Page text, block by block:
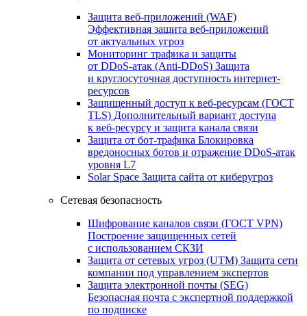
Защита веб-приложений (WAF)
Эффективная защита веб-приложений
от актуальных угроз
Мониторинг трафика и защиты
от DDoS‑атак (Anti‑DDoS) Защита
и круглосуточная доступность интернет-
ресурсов
Защищенный доступ к веб-ресурсам (ГОСТ
TLS) Дополнительный вариант доступа
к веб‑ресурсу и защита канала связи
Защита от бот‑трафика Блокировка
вредоносных ботов и отражение DDoS‑атак
уровня L7
Solar Space Защита сайта от киберугроз
Сетевая безопасность
Шифрование каналов связи (ГОСТ VPN)
Построение защищенных сетей
с использованием СКЗИ
Защита от сетевых угроз (UTM) Защита сети
компании под управлением экспертов
Защита электронной почты (SEG)
Безопасная почта с экспертной поддержкой
по подписке